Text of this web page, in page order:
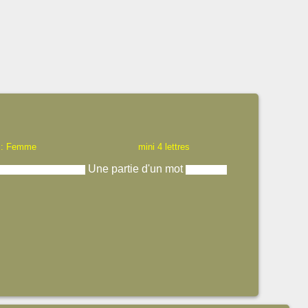
Femme mini 4 lettres
Une partie d'un mot